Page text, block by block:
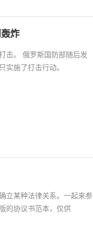
炸
。 俄罗斯国防部随后发
施了打击行动。
立某种法律关系。一起来参
的协议书范本，仅供